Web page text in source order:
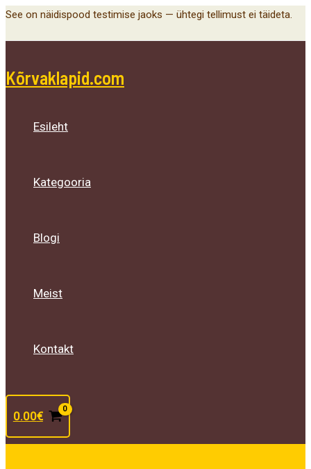
Skip
See on näidispood testimise jaoks — ühtegi tellimust ei täideta.
Kõrvaklapid.com
Esileht
Kategooria
Blogi
Meist
Kontakt
0.00€
Menu
Toggle
Menu
Toggle
Menu
Toggle
Main
Menu